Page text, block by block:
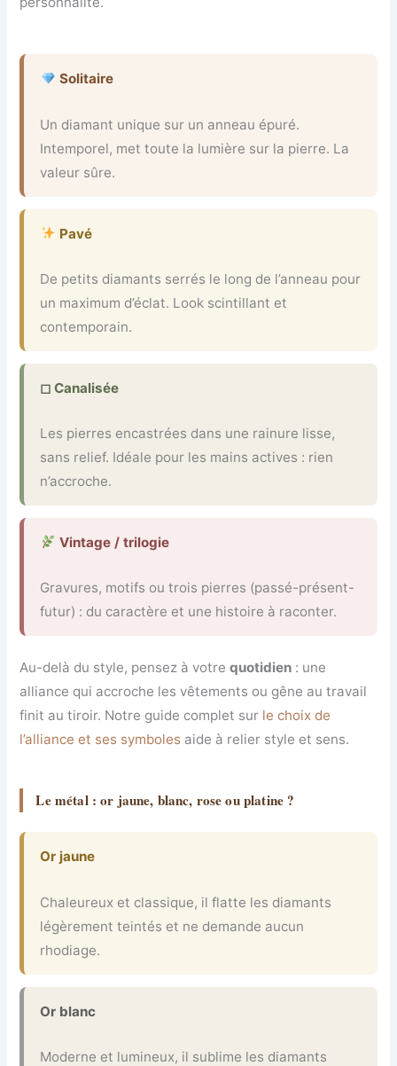
Solitaire
Un diamant unique sur un anneau épuré.
Intemporel, met toute la lumière sur la pierre. La
valeur sûre.
Pavé
De petits diamants serrés le long de l’anneau pour
un maximum d’éclat. Look scintillant et
contemporain.
◻ Canalisée
Les pierres encastrées dans une rainure lisse,
sans relief. Idéale pour les mains actives : rien
n’accroche.
Vintage / trilogie
Gravures, motifs ou trois pierres (passé-présent-
futur) : du caractère et une histoire à raconter.
Au-delà du style, pensez à votrequotidien : une
alliance qui accroche les vêtements ou gêne au travail
finit au tiroir. Notre guide complet sur le choix de
l’alliance et ses symboles aide à relier style et sens.
Le métal : or jaune, blanc, rose ou platine ?
Or jaune
Chaleureux et classique, il flatte les diamants
légèrement teintés et ne demande aucun
rhodiage.
Or blanc
Moderne et lumineux, il sublime les diamants